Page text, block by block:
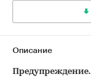
Описание
Предупреждение.